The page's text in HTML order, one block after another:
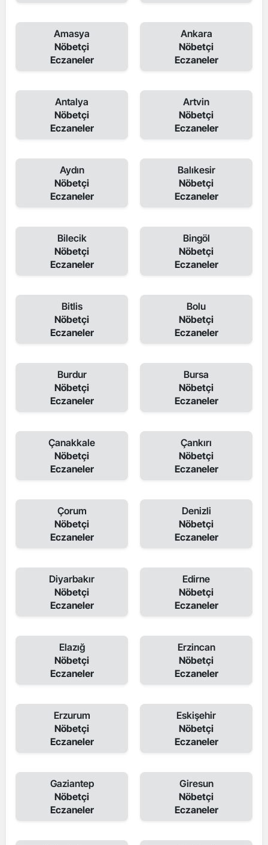
Amasya
Nöbetçi
Eczaneler
Ankara
Nöbetçi
Eczaneler
Antalya
Nöbetçi
Eczaneler
Artvin
Nöbetçi
Eczaneler
Aydın
Nöbetçi
Eczaneler
Balıkesir
Nöbetçi
Eczaneler
Bilecik
Nöbetçi
Eczaneler
Bingöl
Nöbetçi
Eczaneler
Bitlis
Nöbetçi
Eczaneler
Bolu
Nöbetçi
Eczaneler
Burdur
Nöbetçi
Eczaneler
Bursa
Nöbetçi
Eczaneler
Çanakkale
Nöbetçi
Eczaneler
Çankırı
Nöbetçi
Eczaneler
Çorum
Nöbetçi
Eczaneler
Denizli
Nöbetçi
Eczaneler
Diyarbakır
Nöbetçi
Eczaneler
Edirne
Nöbetçi
Eczaneler
Elazığ
Nöbetçi
Eczaneler
Erzincan
Nöbetçi
Eczaneler
Erzurum
Nöbetçi
Eczaneler
Eskişehir
Nöbetçi
Eczaneler
Gaziantep
Nöbetçi
Eczaneler
Giresun
Nöbetçi
Eczaneler